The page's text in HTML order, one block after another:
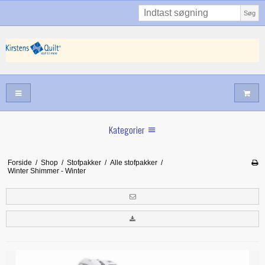
Søg
Kategorier
Juni nyt
Forside / Shop / Stofpakker / Alle stofpakker /
Winter Shimmer - Winter